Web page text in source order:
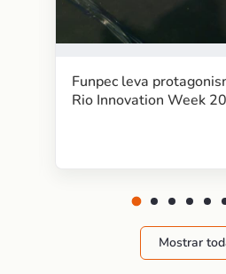
Funpec leva
Rio Innovation Week
Mostrar